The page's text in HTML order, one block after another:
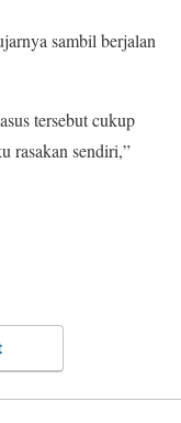
sambil berjalan
tersebut cukup
rasakan sendiri,”